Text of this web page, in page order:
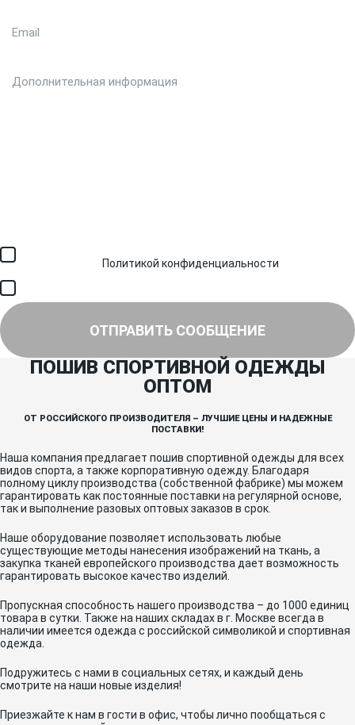
Политикой конфиденциальности
ОТПРАВИТЬ СООБЩЕНИЕ
ПОШИВ СПОРТИВНОЙ ОДЕЖДЫ
ОПТОМ
ОТ РОССИЙСКОГО ПРОИЗВОДИТЕЛЯ – ЛУЧШИЕ ЦЕНЫ И НАДЕЖНЫЕ
ПОСТАВКИ!
Наша компания предлагает пошив спортивной одежды для всех
видов спорта, а также корпоративную одежду. Благодаря
полному циклу производства (собственной фабрике) мы можем
гарантировать как постоянные поставки на регулярной основе,
так и выполнение разовых оптовых заказов в срок.
Наше оборудование позволяет использовать любые
существующие методы нанесения изображений на ткань, а
закупка тканей европейского производства дает возможность
гарантировать высокое качество изделий.
Пропускная способность нашего производства – до 1000 единиц
товара в сутки. Также на наших складах в г. Москве всегда в
наличии имеется одежда с российской символикой и спортивная
одежда.
Подружитесь с нами в социальных сетях, и каждый день
смотрите на наши новые изделия!
Приезжайте к нам в гости в офис, чтобы лично пообщаться с